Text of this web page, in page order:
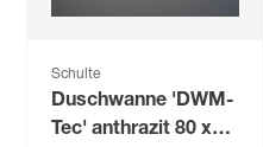
Schulte
Duschwanne 'DWM-
Tec' anthrazit 80 x